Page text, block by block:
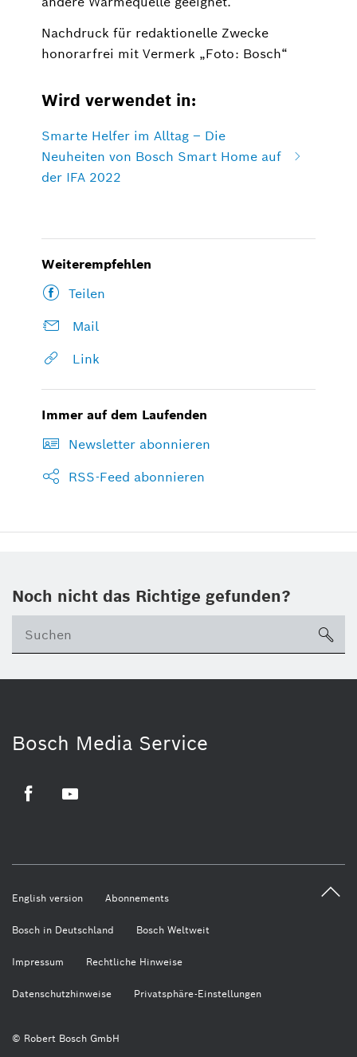
Nachdruck für redaktionelle Zwecke
honorarfrei mit Vermerk „Foto: Bosch“
Wird verwendet in:
Smarte Helfer im Alltag – Die
Neuheiten von Bosch Smart Home auf
der IFA 2022
Weiterempfehlen
Teilen
Mail
Link
Immer auf dem Laufenden
Newsletter abonnieren
RSS-Feed abonnieren
Noch nicht das Richtige gefunden?
Bosch Media Service
© Robert Bosch GmbH
English version Abonnements
Bosch in Deutschland Bosch Weltweit
Impressum Rechtliche Hinweise
Datenschutzhinweise Privatsphäre-Einstellungen